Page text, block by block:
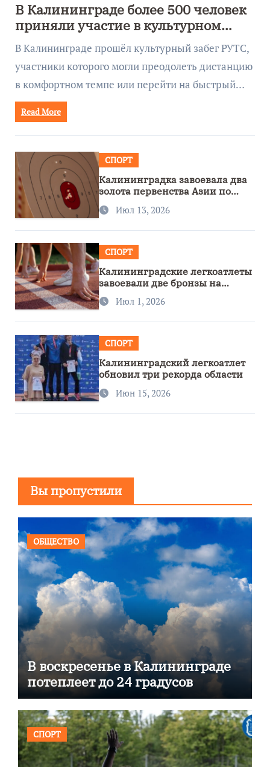
В Калининграде более 500 человек
приняли участие в культурном
забеге
В Калининграде прошёл культурный забег РУТС,
участники которого могли преодолеть дистанцию
в комфортном темпе или перейти на быстрый…
Read More
СПОРТ
Калининградка завоевала два
золота первенства Азии по
метанию ножа
Июл 13, 2026
СПОРТ
Калининградские легкоатлеты
завоевали две бронзы на
первенстве России
Июл 1, 2026
СПОРТ
Калининградский легкоатлет
обновил три рекорда области
Июн 15, 2026
Вы пропустили
ОБЩЕСТВО
В воскресенье в Калининграде
потеплеет до 24 градусов
СПОРТ